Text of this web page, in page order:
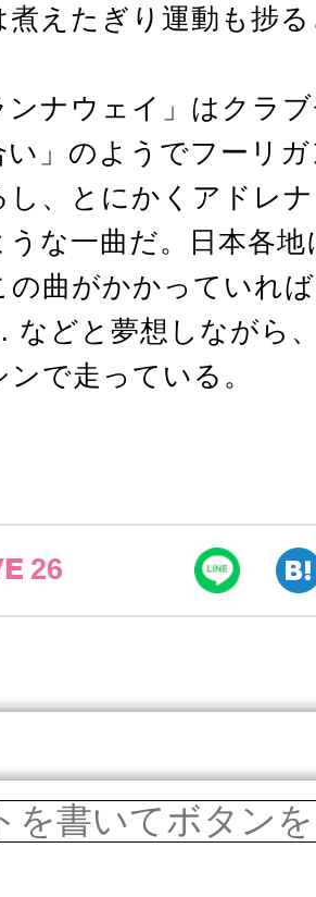
煮えたぎり運動も捗
ンナウェイ」はクラ
い」のようでフーリ
し、とにかくアドレ
うな一曲だ。日本各
の曲がかかっていれ
などと夢想しながら
で走っている。
26